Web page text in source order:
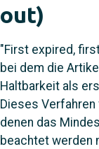
out)
"First expired,
bei dem die
Haltbarkeit als
Dieses
denen das
beachtet werden